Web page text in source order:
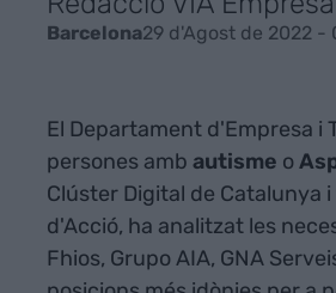
Barcelona29 d'Agost de 2022 -
El Departament d'Empresa i
persones amb autisme o
Clúster Digital de Catalunya
d'Acció, ha analitzat les
Fhios, Grupo AIA, GNA